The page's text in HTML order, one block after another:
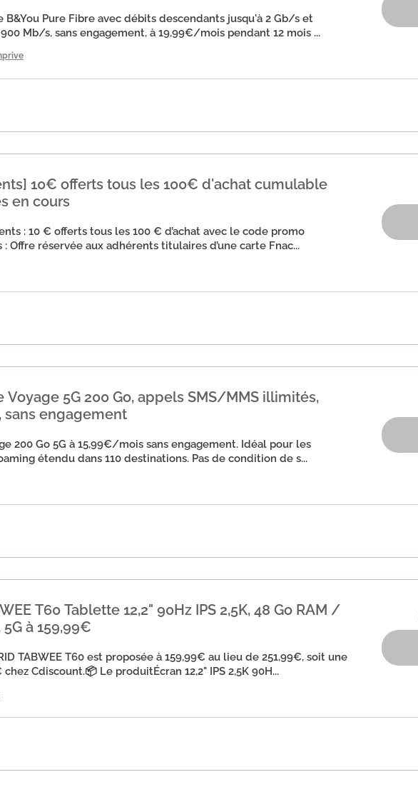
B&You Pure Fibre avec débits descendants jusqu'à 2 Gb/s et
Mb/s, sans engagement, à 19,99€/mois pendant 12 mois ...
10€ offerts tous les 100€ d'achat cumulable
en cours
: 10 € offerts tous les 100 € d’achat avec le code promo
: Offre réservée aux adhérents titulaires d’une carte Fnac...
Voyage 5G 200 Go, appels SMS/MMS illimités,
engagement
200 Go 5G à 15,99€/mois sans engagement. Idéal pour les
étendu dans 110 destinations. Pas de condition de s...
T60 Tablette 12,2" 90Hz IPS 2,5K, 48 Go RAM /
5G à 159,99€
TABWEE T60 est proposée à 159,99€ au lieu de 251,99€, soit une
Cdiscount.📦 Le produitÉcran 12,2" IPS 2,5K 90H...